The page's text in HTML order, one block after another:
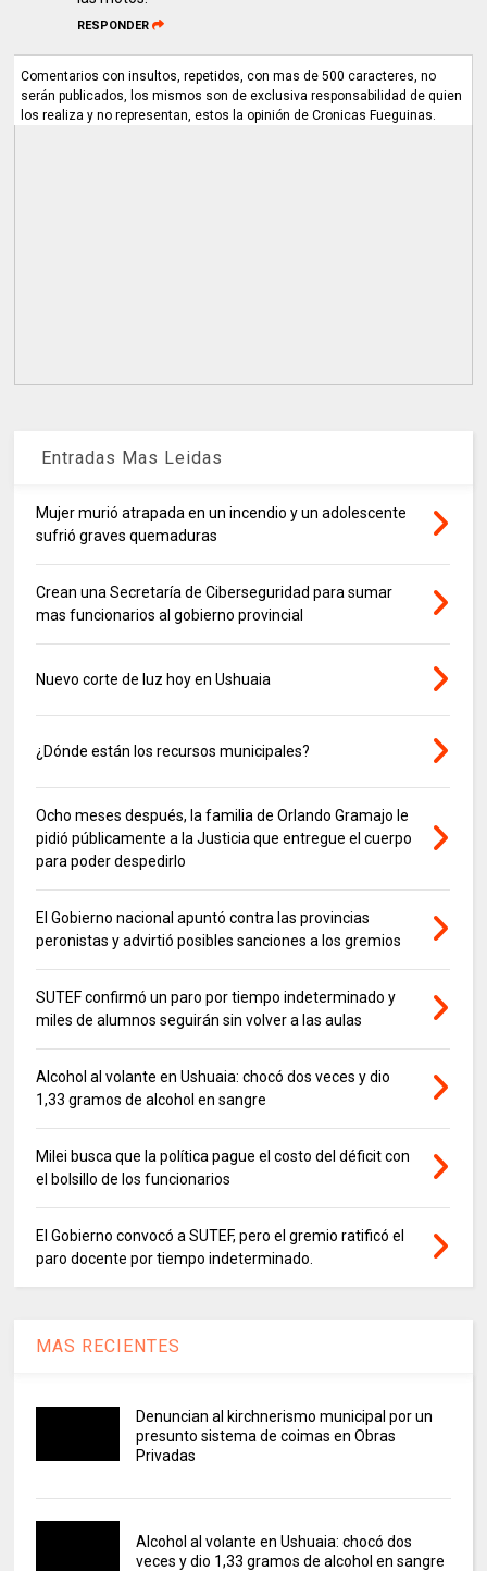
RESPONDER
Comentarios con insultos, repetidos, con mas de 500 caracteres, no
serán publicados, los mismos son de exclusiva responsabilidad de quien
los realiza y no representan, estos la opinión de Cronicas Fueguinas.
Entradas Mas Leidas
Mujer murió atrapada en un incendio y un adolescente
sufrió graves quemaduras
Crean una Secretaría de Ciberseguridad para sumar
mas funcionarios al gobierno provincial
Nuevo corte de luz hoy en Ushuaia
¿Dónde están los recursos municipales?
Ocho meses después, la familia de Orlando Gramajo le
pidió públicamente a la Justicia que entregue el cuerpo
para poder despedirlo
El Gobierno nacional apuntó contra las provincias
peronistas y advirtió posibles sanciones a los gremios
SUTEF confirmó un paro por tiempo indeterminado y
miles de alumnos seguirán sin volver a las aulas
Alcohol al volante en Ushuaia: chocó dos veces y dio
1,33 gramos de alcohol en sangre
Milei busca que la política pague el costo del déficit con
el bolsillo de los funcionarios
El Gobierno convocó a SUTEF, pero el gremio ratificó el
paro docente por tiempo indeterminado.
MAS RECIENTES
Denuncian al kirchnerismo municipal por un
presunto sistema de coimas en Obras
Privadas
Alcohol al volante en Ushuaia: chocó dos
veces y dio 1,33 gramos de alcohol en sangre